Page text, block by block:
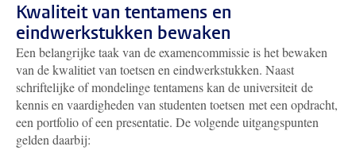
Kwaliteit van tentamens en
eindwerkstukken bewaken
Een belangrijke taak van de examencommissie is het bewaken
van de kwalitiet van toetsen en eindwerkstukken. Naast
schriftelijke of mondelinge tentamens kan de universiteit de
kennis en vaardigheden van studenten toetsen met een opdracht,
een portfolio of een presentatie. De volgende uitgangspunten
gelden daarbij: